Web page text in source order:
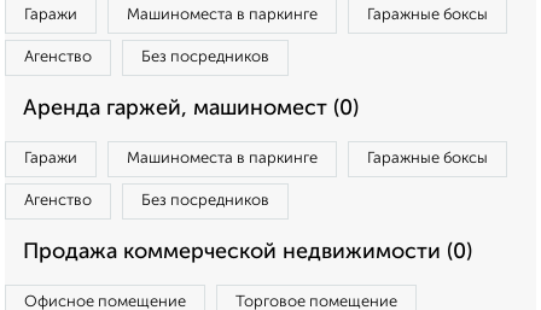
Гаражи Машиноместа в паркинге Гаражные боксы
Агенство Без посредников
Аренда гаржей, машиномест (0)
Гаражи Машиноместа в паркинге Гаражные боксы
Агенство Без посредников
Продажа коммерческой недвижимости (0)
Офисное помещение Торговое помещение